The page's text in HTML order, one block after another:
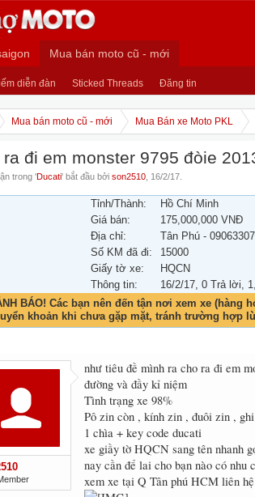
Mua bán moto cũ - mới
diễn đàn Sticked Threads Đăng tin
Mua bán moto cũ - mới Mua Bán xe Moto PKL
ra đi em monster 9795 đòie
trong 'Ducati' bắt đầu bởi son2510 16/2/17
Tỉnh/Thành:
Hồ Chí Minh
Giá bán:
175,000,000 VNĐ
Địa chỉ:
Tân Phú -
Số KM đã đi:
15000
Giấy tờ xe:
HQCN
Thông tin:
16/2/17, 0 Trả lời,
BÁO! Các bạn nên đến tận nơi xem xe (hàng
khoản khi chưa gặp mặt, tránh trường hợp
như tiêu đề mình ra cho ra đi em
đường và đầy kỉ niệm
Tình trạng xe 98%
Pô zin còn , kính zin , đuôi zin ,
1 chìa + key code ducati
xe giầy tờ HQCN sang tên nhanh
nay cần để lai cho bạn nào có nhu
xem xe tại Q Tân phú HCM liên hệ